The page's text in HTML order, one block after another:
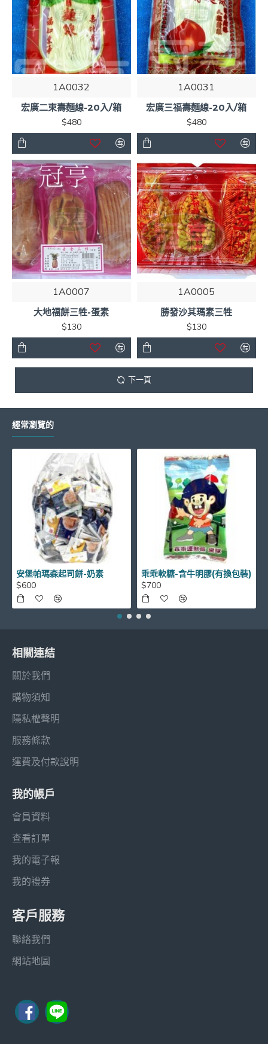
1A0032
宏廣二束壽麵線-20入/箱
$480
1A0031
宏廣三福壽麵線-20入/箱
$480
1A0007
大地福餅三牲-蛋素
$130
1A0005
勝發沙其瑪素三牲
$130
下一頁
經常瀏覽的
安堡帕瑪森起司餅-奶素
$600
乖乖軟糖-含牛明膠(有換包裝)
$700
相關連結
關於我們
購物須知
隱私權聲明
服務條款
運費及付款說明
我的帳戶
會員資料
查看訂單
我的電子報
我的禮券
客戶服務
聯絡我們
網站地圖